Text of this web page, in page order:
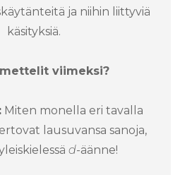
ja niihin liittyviä
käsityksiä.
viimeksi?
Miten monella eri tavalla
lausuvansa sanoja,
d-äänne!